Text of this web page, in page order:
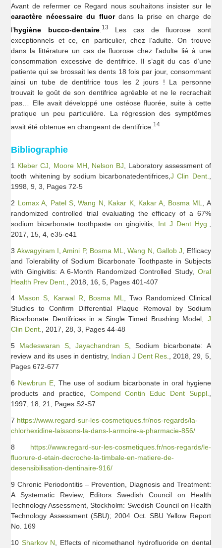
Avant de refermer ce Regard nous souhaitons insister sur le
caractère nécessaire du fluordans la prise en charge de
l’hygiène bucco-dentaire. 13
Les cas de fluorose sont
exceptionnels et ce, en particulier, chez l’adulte. On trouve
dans la littérature un cas de fluorose chez l’adulte lié à une
consommation excessive de dentifrice. Il s’agit du cas d’une
patiente qui se brossait les dents 18 fois par jour, consommant
ainsi un tube de dentifrice tous les 2 jours ! La personne
trouvait le goût de son dentifrice agréable et ne le recrachait
pas… Elle avait développé une ostéose fluorée, suite à cette
pratique un peu particulière. La régression des symptômes
avait été obtenue en changeant de dentifrice. 14
Bibliographie
1 Kleber CJ Moore MH Nelson BJ , Laboratory assessment of
tooth whitening by sodium bicarbonatedentifrices,J Clin Dent.
1998, 9, 3, Pages 72-5
2 Lomax A Patel S ,Wang N Kakar K, Kakar A Bosma ML
, A
randomized controlled trial evaluating the efficacy of a 67%
sodium bicarbonate toothpaste on gingivitis, Int J Dent Hyg.
2017, 15, 4, e35-e41
3 Akwagyiram I ,Amini P, Bosma ML ,Wang N ,Gallob J , Efficacy
and Tolerability of Sodium Bicarbonate Toothpaste in Subjects
with Gingivitis: A 6-Month Randomized Controlled Study, Oral
Health Prev Dent.
, 2018, 16, 5, Pages 401-407
4 Mason S, Karwal R, Bosma ML, Two Randomized Clinical
Studies to Confirm Differential Plaque Removal by Sodium
Bicarbonate Dentifrices in a Single Timed Brushing Model, J
Clin Dent., 2017, 28, 3, Pages 44-48
5 Madeswaran S,Jayachandran S, Sodium bicarbonate: A
review and its uses in dentistry, Indian J Dent Res., 2018, 29, 5,
Pages 672-677
6 Newbrun E, The use of sodium bicarbonate in oral hygiene
products and practice, Compend Contin Educ Dent Suppl.,
1997, 18, 21, Pages S2-S7
7 https://www.regard-sur-les-cosmetiques.fr/nos-regards/la-
chlorhexidine-laissons-la-dans-l-armoire-a-pharmacie-856/
8 https://www.regard-sur-les-cosmetiques.fr/nos-regards/le-
fluorure-d-etain-decroche-la-timbale-en-matiere-de-
desensibilisation-dentinaire-916/
9 Chronic Periodontitis – Prevention, Diagnosis and Treatment:
A Systematic Review, Editors Swedish Council on Health
Technology Assessment, Stockholm: Swedish Council on Health
Technology Assessment (SBU); 2004 Oct. SBU Yellow Report
No. 169
10 Sharkov N , Effects of nicomethanol hydrofluoride on dental